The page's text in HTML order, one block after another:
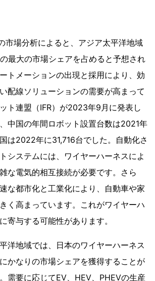
市場分析によると、アジア太平洋地域
最大の市場シェアを占めると予想され
トメーションの出現と採用により、効
配線ソリューションの需要が高まって
ト連盟（IFR）が2023年9月に発表し
中国の年間ロボット設置台数は2021年
は2022年に31,716台でした。自動化さ
システムには、ワイヤーハーネスによ
な電気的相互接続が必要です。さら
な都市化と工業化により、自動車や家
く高まっています。これがワイヤーハ
寄与する可能性があります。
洋地域では、日本のワイヤーハーネス
かなりの市場シェアを獲得することが
需要に応じてEV、HEV、PHEVの生産